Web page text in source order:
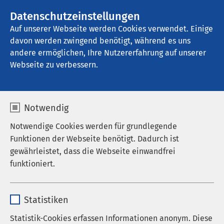
Datenschutzeinstellungen
Auf unserer Webseite werden Cookies verwendet. Einige
davon werden zwingend benötigt, während es uns
andere ermöglichen, Ihre Nutzererfahrung auf unserer
Webseite zu verbessern.
Notwendig
Notwendige Cookies werden für grundlegende
Funktionen der Webseite benötigt. Dadurch ist
gewährleistet, dass die Webseite einwandfrei
funktioniert.
Anbieter sgalinski
Statistiken
Statistik-Cookies erfassen Informationen anonym. Diese
AMEOS Eingliederung Osnabrück